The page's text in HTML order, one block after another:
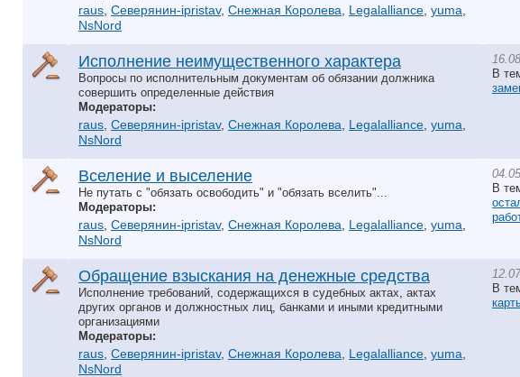
raus Северянин-ipristav, Снежная Королева Legalalliance yuma
NsNord
Исполнение неимущественного характера
Вопросы по исполнительным документам об обязании должника
совершить определенные действия
Модераторы:
raus Северянин-ipristav, Снежная Королева Legalalliance yuma
NsNord
В
Вселение и выселение
Не путать с "обязать освободить" и "обязать вселить"...
Модераторы:
raus Северянин-ipristav, Снежная Королева Legalalliance yuma
NsNord
В
Обращение взыскания на денежные средства
Исполнение требований, содержащихся в судебных актах, актах
других органов и должностных лиц, банками и иными кредитными
организациями
Модераторы:
raus Северянин-ipristav, Снежная Королева Legalalliance yuma
NsNord
В